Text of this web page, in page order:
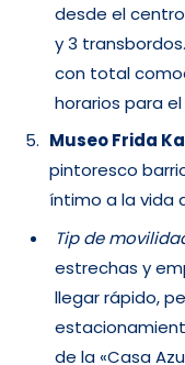
desde el
y 3
con total
horarios para
Museo Frida
pintoresco
íntimo a la vida
Tip de
estrechas y
llegar rápido,
de la «Casa